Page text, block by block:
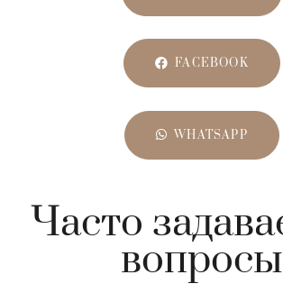
FACEBOOK
WHATSAPP
Часто
вопросы